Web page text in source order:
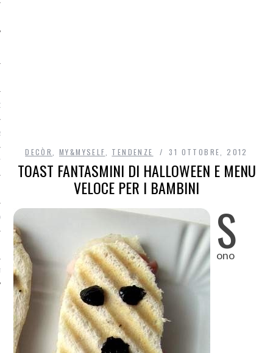
DI ACCESSO AI DATI
DECÒR MY&MYSELF TENDENZE 31 OTTOBRE, 2012
TOAST FANTASMINI DI HALLOWEEN E MENU
VELOCE PER I BAMBINI
S
ono